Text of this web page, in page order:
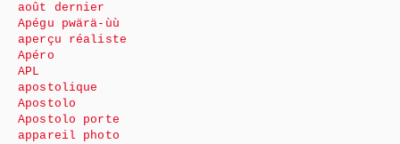
août dernier
Apégu pwärä-ùù
aperçu réaliste
Apéro
APL
apostolique
Apostolo
Apostolo porte
appareil photo